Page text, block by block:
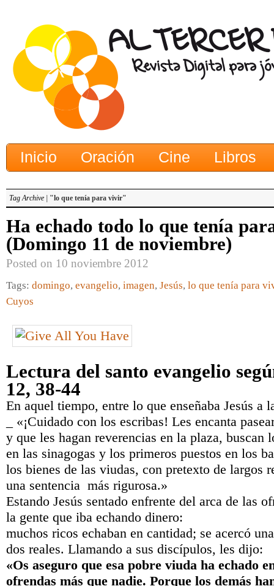
Inicio Oración Cine Libros
Tag Archive | "lo que tenía para vivir"
Ha echado todo lo que tenía
(Domingo 11 de noviembre)
Posted on 10 noviembre 2012
Tags: domingo, evangelio, imagen, Jesús, lo que tenía para
Cuyos
Lectura del santo evangelio
12, 38-44
En aquel tiempo, entre lo que enseñaba Jesús a
_ «¡Cuidado con los escribas! Les encanta
y que les hagan reverencias en la plaza, buscan
en las sinagogas y los primeros puestos en los
los bienes de las viudas, con pretexto de largos
una sentencia más rigurosa.»
Estando Jesús sentado enfrente del arca de las
la gente que iba echando dinero:
muchos ricos echaban en cantidad; se acercó
dos reales. Llamando a sus discípulos, les dijo:
«Os aseguro que esa pobre viuda ha echado
ofrendas más que nadie. Porque los demás